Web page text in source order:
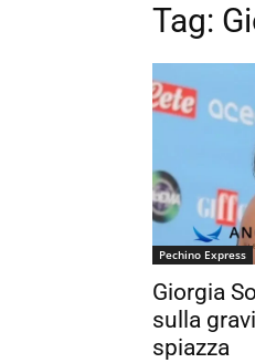
Tag:
Pechino Express
Giorgia
sulla
spiazza